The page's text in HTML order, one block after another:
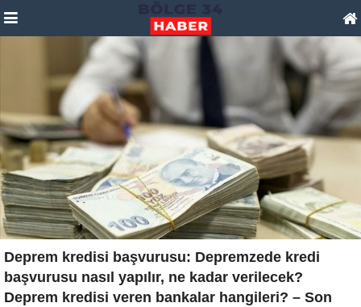
Deprem kredisi başvurusu: Depremzede kredi
başvurusu nasıl yapılır, ne kadar verilecek?
Deprem kredisi veren bankalar hangileri? – Son